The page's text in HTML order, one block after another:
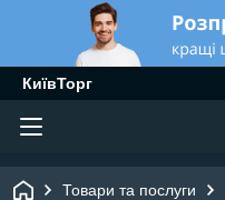
КиївТорг
Товари та послуги